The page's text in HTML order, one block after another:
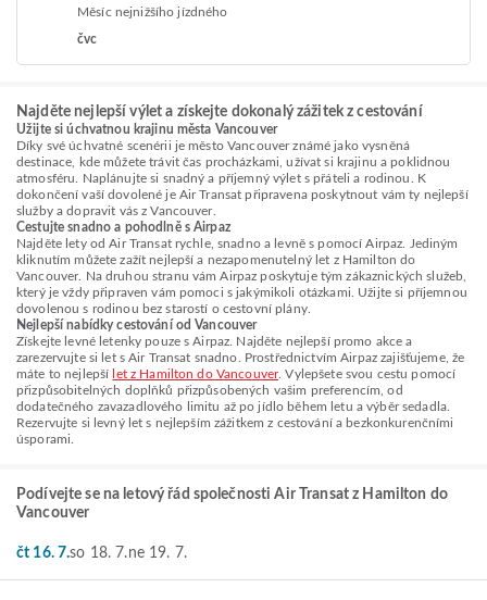
Měsíc nejnižšího jízdného
čvc
Najděte nejlepší výlet a získejte dokonalý zážitek z cestování
Užijte si úchvatnou krajinu města Vancouver
Díky své úchvatné scenérii je město Vancouver známé jako vysněná
destinace, kde můžete trávit čas procházkami, užívat si krajinu a poklidnou
atmosféru. Naplánujte si snadný a příjemný výlet s přáteli a rodinou. K
dokončení vaší dovolené je Air Transat připravena poskytnout vám ty nejlepší
služby a dopravit vás z Vancouver.
Cestujte snadno a pohodlně s Airpaz
Najděte lety od Air Transat rychle, snadno a levně s pomocí Airpaz. Jediným
kliknutím můžete zažít nejlepší a nezapomenutelný let z Hamilton do
Vancouver. Na druhou stranu vám Airpaz poskytuje tým zákaznických služeb,
který je vždy připraven vám pomoci s jakýmikoli otázkami. Užijte si příjemnou
dovolenou s rodinou bez starostí o cestovní plány.
Nejlepší nabídky cestování od Vancouver
Získejte levné letenky pouze s Airpaz. Najděte nejlepší promo akce a
zarezervujte si let s Air Transat snadno. Prostřednictvím Airpaz zajišťujeme, že
máte to nejlepší let z Hamilton do Vancouver. Vylepšete svou cestu pomocí
přizpůsobitelných doplňků přizpůsobených vašim preferencím, od
dodatečného zavazadlového limitu až po jídlo během letu a výběr sedadla.
Rezervujte si levný let s nejlepším zážitkem z cestování a bezkonkurenčními
úsporami.
Podívejte se na letový řád společnosti Air Transat z Hamilton do
Vancouver
čt 16. 7.so 18. 7.ne 19. 7.